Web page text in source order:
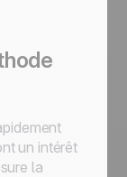
un intérêt
la